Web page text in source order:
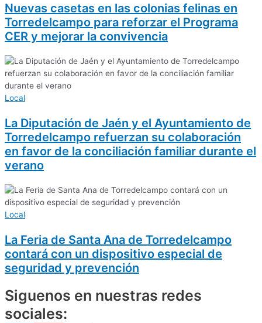
Nuevas casetas en las colonias felinas en
Torredelcampo para reforzar el Programa
CER y mejorar la convivencia
Local
La Diputación de Jaén y el Ayuntamiento de
Torredelcampo refuerzan su colaboración
en favor de la conciliación familiar durante el
verano
Local
La Feria de Santa Ana de Torredelcampo
contará con un dispositivo especial de
seguridad y prevención
Siguenos en nuestras redes
sociales: